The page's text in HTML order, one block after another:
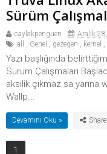
Sürüm
caylakpenguen
Aralık
all
, Genel , gezegen , kernel ,
Yazı başlığında
Sürüm Çalışmaları
aksilik çıkmaz sa yarına
Wallp...
Devamını Oku »
1